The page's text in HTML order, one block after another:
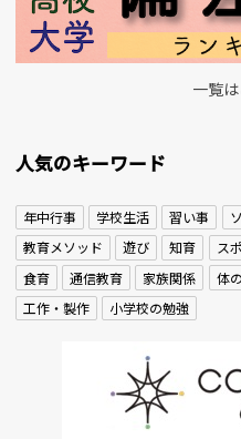
一覧は
人気のキーワード
年中行事 学校生活 習い事
教育メソッド
遊び 知育 ス
食育
通信教育 家族関係 体
工作・製作
小学校の勉強